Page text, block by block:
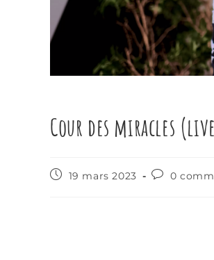
Cour des miracles
19 mars 2023 0